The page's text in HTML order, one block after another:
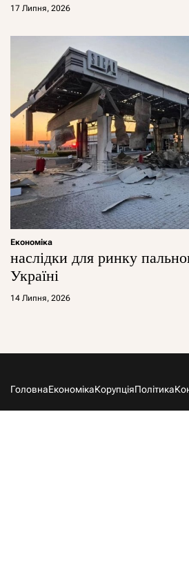
17 Липня, 2026
Економіка
наслідки для ринку
Україні
14 Липня, 2026
ГоловнаЕкономікаКорупціяПолітика